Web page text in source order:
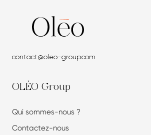
contact@oleo-group.com
OLÉO Group
Qui sommes-nous ?
Contactez-nous